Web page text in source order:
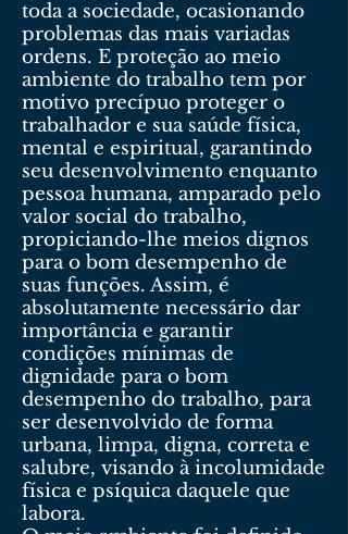
toda a sociedade, ocasionando
problemas das mais variadas
ordens. E proteção ao meio
ambiente do trabalho tem por
motivo precípuo proteger o
trabalhador e sua saúde física,
mental e espiritual, garantindo
seu desenvolvimento enquanto
pessoa humana, amparado pelo
valor social do trabalho,
propiciando-lhe meios dignos
para o bom desempenho de
suas funções. Assim, é
absolutamente necessário dar
importância e garantir
condições mínimas de
dignidade para o bom
desempenho do trabalho, para
ser desenvolvido de forma
urbana, limpa, digna, correta e
salubre, visando à incolumidade
física e psíquica daquele que
labora.